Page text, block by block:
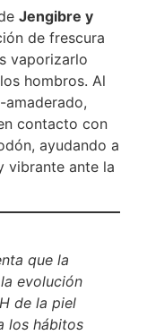
Jengibre y
de frescura
vaporizarlo
hombros. Al
contacto con
ayudando a
vibrante ante la
que la
evolución
de la piel
los hábitos